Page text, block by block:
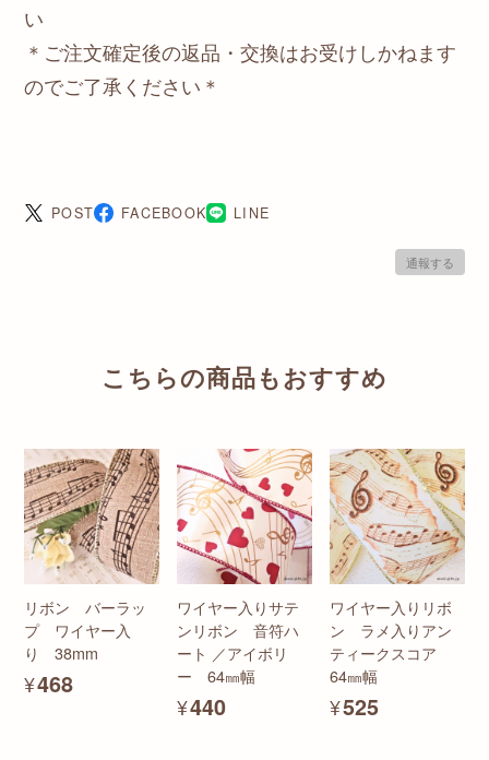
い
＊ご注文確定後の返品・交換はお受けしかねます
のでご了承ください＊
POST FACEBOOK LINE
通報する
こちらの商品もおすすめ
リボン バーラッ
プ ワイヤー入
り 38mm
¥468
ワイヤー入りサテ
ンリボン 音符ハ
ート ／アイボリ
ー 64㎜幅
¥440
ワイヤー入りリボ
ン ラメ入りアン
ティークスコア
64㎜幅
¥525